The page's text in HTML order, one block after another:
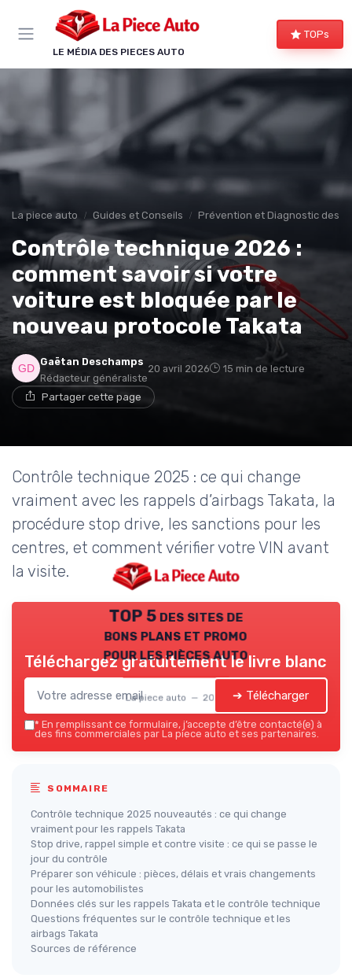
LE MÉDIA DES PIECES AUTO
TOPs
La piece auto Guides et Conseils Prévention et Diagnostic des
Contrôle technique 2026 :
comment savoir si votre
voiture est bloquée par le
nouveau protocole Takata
Gaëtan Deschamps
Rédacteur généraliste
20 avril 2026 15 min de lecture
Partager cette page
Contrôle technique 2025 : ce qui change
vraiment avec les rappels d’airbags Takata, la
procédure stop drive, les sanctions pour les
centres, et comment vérifier votre VIN avant
la visite.
TOP 5 des sites de
bons plans et promo
pour les pièces auto
La piece auto — 2026
Téléchargez gratuitement le livre blanc
➔ Télécharger
* En remplissant ce formulaire, j’accepte d’être contacté(e) à
des fins commerciales par La piece auto et ses partenaires.
SOMMAIRE
Contrôle technique 2025 nouveautés : ce qui change
vraiment pour les rappels Takata
Stop drive, rappel simple et contre visite : ce qui se passe le
jour du contrôle
Préparer son véhicule : pièces, délais et vrais changements
pour les automobilistes
Données clés sur les rappels Takata et le contrôle technique
Questions fréquentes sur le contrôle technique et les
airbags Takata
Sources de référence
Panneau de gestion des cookies